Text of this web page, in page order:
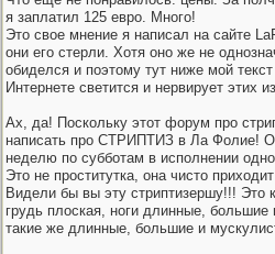
я заплатил 125 евро. Много!
Это свое мнение я написал на сайте
они его стерли. Хотя оно же не
обиделся и поэтому тут ниже мой
Интернете светится и нервирует этих
Ах, да! Поскольку этот форум про
написать про СТРИПТИЗ в Ла Фолие!
неделю по субботам в исполнении
Это не проститутка, она чисто
Видели бы вы эту стриптизершу!!! Это
грудь плоская, ноги длинные, большие
такие же длинные, большие и